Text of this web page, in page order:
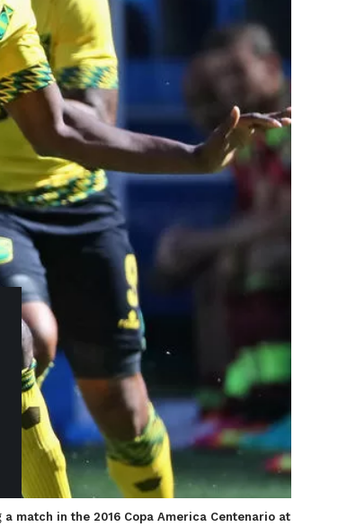
match in the 2016 Copa America Centenario at